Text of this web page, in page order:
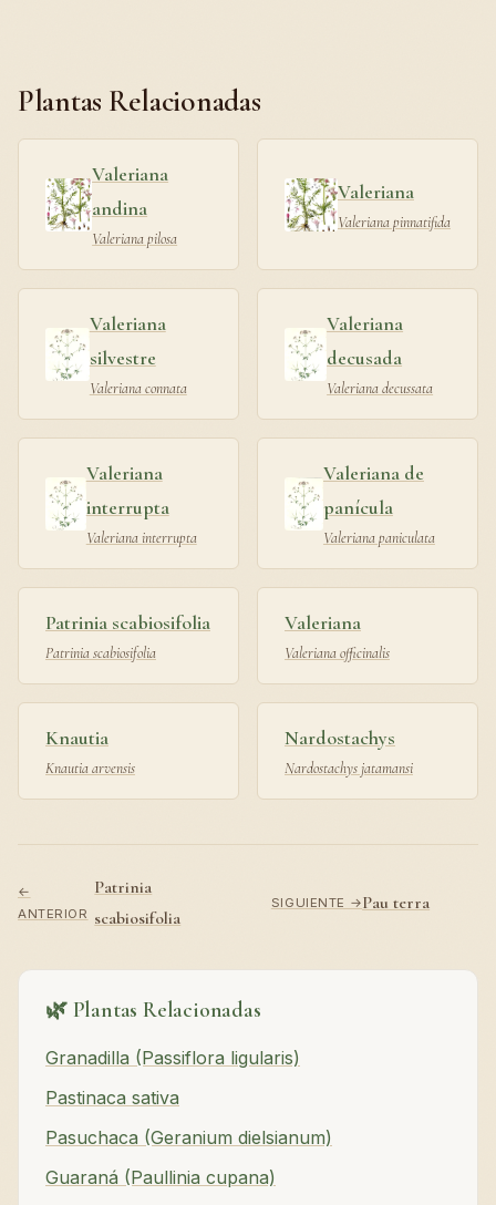
Plantas Relacionadas
Valeriana
andina
Valeriana pilosa
Valeriana
Valeriana pinnatifida
Valeriana
silvestre
Valeriana connata
Valeriana
decusada
Valeriana decussata
Valeriana
interrupta
Valeriana interrupta
Valeriana de
panícula
Valeriana paniculata
Patrinia scabiosifolia
Patrinia scabiosifolia
Valeriana
Valeriana officinalis
Knautia
Knautia arvensis
Nardostachys
Nardostachys jatamansi
←
ANTERIOR
Patrinia
scabiosifolia
SIGUIENTE →Pau terra
🌿 Plantas Relacionadas
Granadilla (Passiflora ligularis)
Pastinaca sativa
Pasuchaca (Geranium dielsianum)
Guaraná (Paullinia cupana)